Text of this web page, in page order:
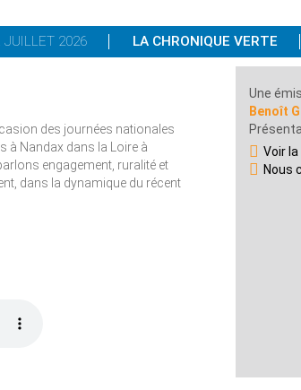
JUILLET 2026 LA CHRONIQUE VERTE
des journées nationales
à Nandax dans la Loire à
engagement, ruralité et
dans la dynamique du récent
Une
Benoît
Voir
Nous